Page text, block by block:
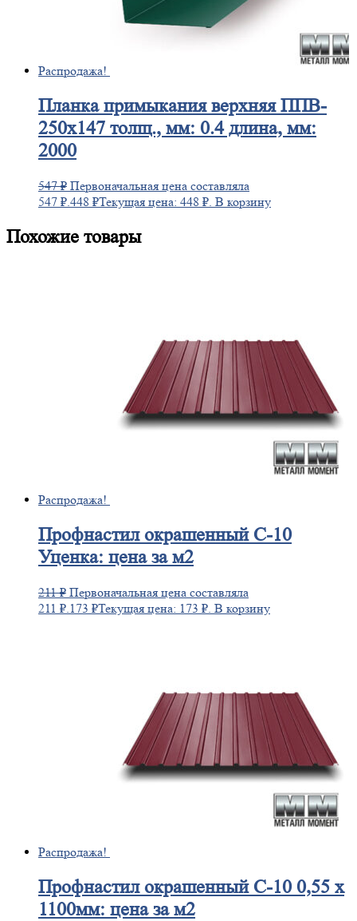
Распродажа!
Планкапримыкания верхняя ППВ-
250х147 толщ., мм: 0.4 длина, мм:
2000
547₽ Первоначальная цена составляла
547 ₽.448 ₽Текущая цена: 448 ₽. В корзину
Похожие товары
Распродажа!
Профнастилокрашенный С-10
Уценка: цена за м2
211₽ Первоначальная цена составляла
211 ₽. 173 ₽Текущая цена: 173 ₽. В корзину
Распродажа!
Профнастилокрашенный С-10 0,55 х
1100мм: цена за м2